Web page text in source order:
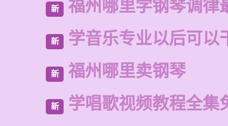
新 福州哪里学钢琴调律
新 学音乐专业以后可以
新 福州哪里卖钢琴
新 学唱歌视频教程全集